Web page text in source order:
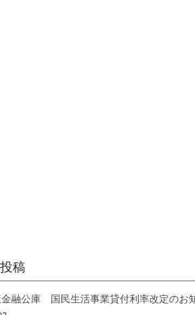
稿
金融公庫 国民生活事業貸付利率改定のお